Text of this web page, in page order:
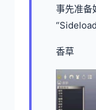
事先准备
香草